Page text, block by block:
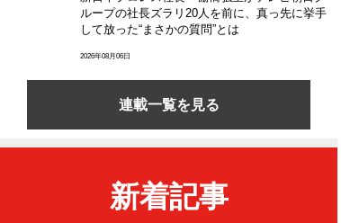
ループの社長ズラリ20人を前に、真っ先に挙手
して放った“まさかの質問”とは
2026年08月06日
連載一覧を見る
新着記事